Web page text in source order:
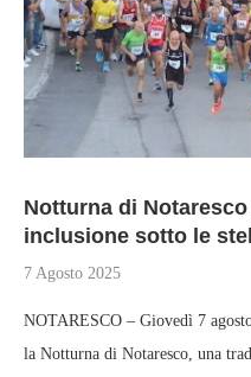
Notturna di
inclusione sotto le
7 Agosto 2025
NOTARESCO – Giovedì 7
la Notturna di Notaresco, una